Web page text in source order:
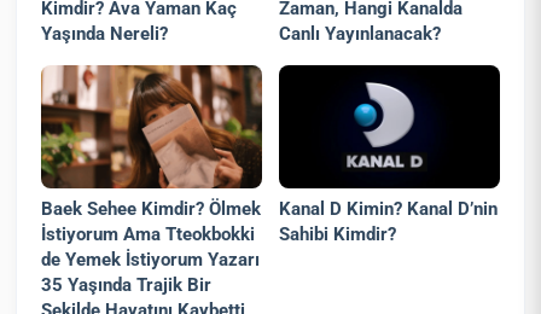
Kimdir? Ava Yaman Kaç
Yaşında Nereli?
Zaman, Hangi Kanalda
Canlı Yayınlanacak?
Baek Sehee Kimdir? Ölmek
İstiyorum Ama Tteokbokki
de Yemek İstiyorum Yazarı
35 Yaşında Trajik Bir
Kanal D Kimin? Kanal D’nin
Sahibi Kimdir?